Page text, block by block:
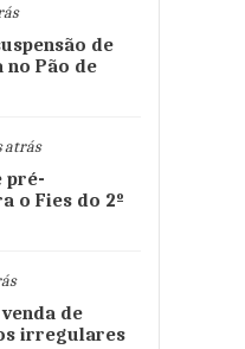
de
Pão de
atrás
pré-
o Fies do 2º
de
irregulares